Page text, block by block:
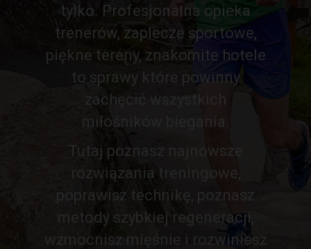
tylko. Profesjonalna opieka
trenerów, zaplecze sportowe,
piękne tereny, znakomite hotele
to sprawy które powinny
zachęcić wszystkich
miłośników biegania.
Tutaj poznasz najnowsze
rozwiązania treningowe,
poprawisz technikę, poznasz
metody szybkiej regeneracji,
wzmocnisz mięśnie i rozwiniesz